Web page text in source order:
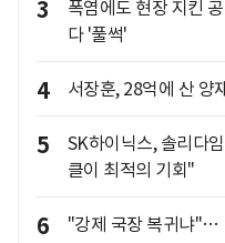
3
폭염에도 현장 지킨
다 '풀썩'
4 서장훈, 28억에 산 양
5
SK하이닉스, 솔리다
클이 최적의 기회"
6 "강제 국장 복귀냐"…